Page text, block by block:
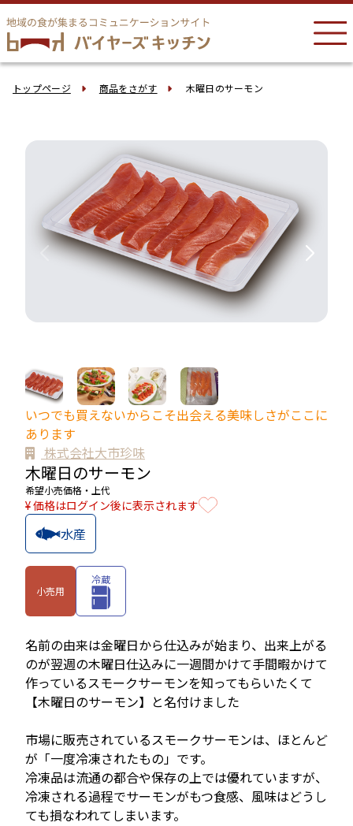
トップページ 商品をさがす 木曜日のサーモン
いつでも買えないからこそ出会える美味しさがここに
あります
株式会社大市珍味
木曜日のサーモン
希望小売価格・上代
¥ 価格はログイン後に表示されます
水産
小売用
冷蔵
名前の由来は金曜日から仕込みが始まり、出来上がる
のが翌週の木曜日仕込みに一週間かけて手間暇かけて
作っているスモークサーモンを知ってもらいたくて
【木曜日のサーモン】と名付けました
市場に販売されているスモークサーモンは、ほとんど
が「一度冷凍されたもの」です。
冷凍品は流通の都合や保存の上では優れていますが、
冷凍される過程でサーモンがもつ食感、風味はどうし
ても損なわれてしまいます。